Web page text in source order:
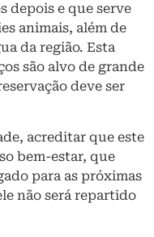
depois e que serve
animais, além de
da região. Esta
são alvo de grande
deve ser
acreditar que este
bem-estar, que
para as próximas
não será repartido